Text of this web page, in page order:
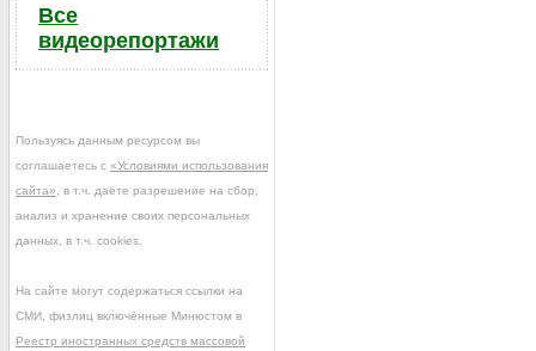
Все
видеорепортажи
Пользуясь данным ресурсом вы
соглашаетесь с «Условиями использования
сайта» , в т.ч. даёте разрешение на сбор,
анализ и хранение своих персональных
данных, в т.ч. cookies.
На сайте могут содержаться ссылки на
СМИ, физлиц включённые Минюстом в
Реестр иностранных средств массовой